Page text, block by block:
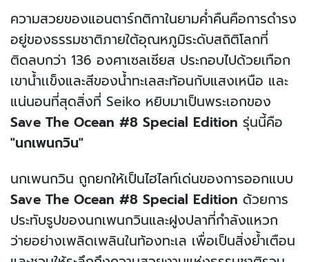
ความสวยของแอนตาร์กติกาในยามค่ำคืนคือการดำรง
อยู่ของธรรมชาติภายใต้อุณหภูมิระดับสถิติโลกที่
ติดลบกว่า 136 องศาเซลเซียส ประกอบไปด้วยเทือก
เขาน้ำเเข็งและสีของน้ำทะเลสะท้อนกับแสงเหนือ และ
แน่นอนที่สุดสิ่งที่ Seiko หยิบมาเป็นพระเอกของ
Save The Ocean #8 Special Edition รุ่นนี้คือ
"นกเพนกวิน"
นกเพนกวิน ถูกยกให้เป็นไฮไลท์เด่นของการออกแบบ
Save The Ocean #8 Special Edition ด้วยการ
ประทับรูปของนกเพนกวินและฝูงปลาที่กำลังแหวก
ว่ายอย่างเพลิดเพลินในท้องทะเล เพื่อเป็นสิ่งย้ำเตือน